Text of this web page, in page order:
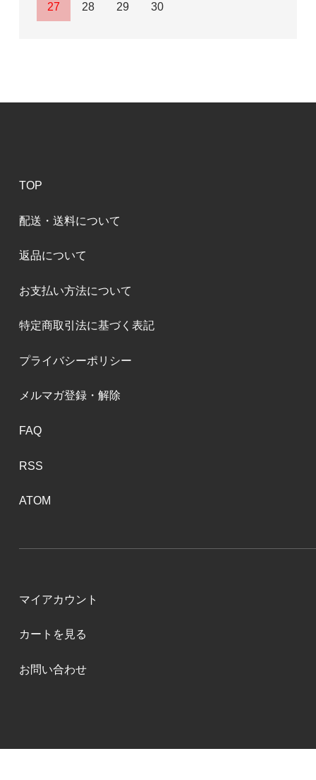
27 28 29 30
TOP
配送・送料について
返品について
お支払い方法について
特定商取引法に基づく表記
プライバシーポリシー
メルマガ登録・解除
FAQ
RSS
ATOM
マイアカウント
カートを見る
お問い合わせ